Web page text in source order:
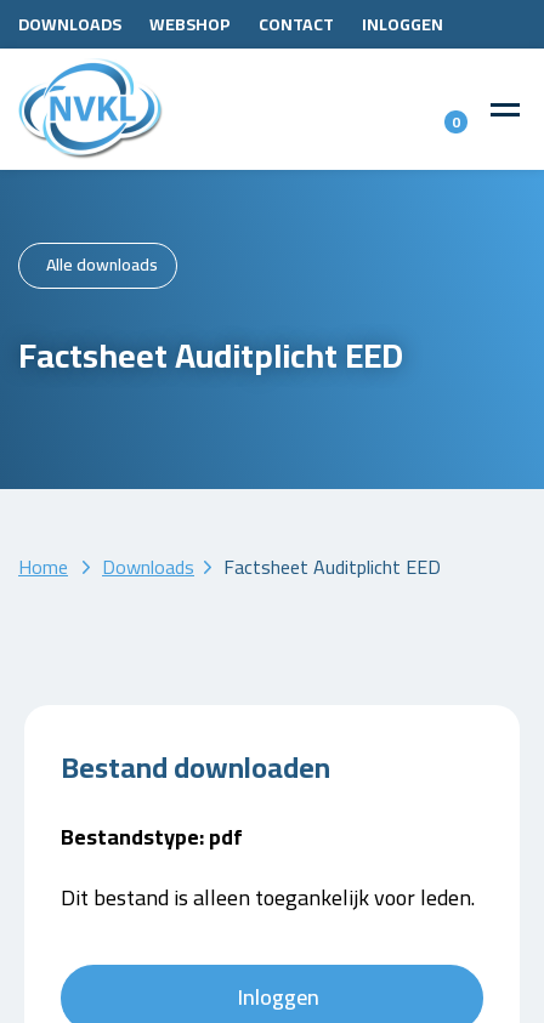
DOWNLOADS WEBSHOP CONTACT INLOGGEN
0
Alle downloads
Factsheet Auditplicht EED
Home Downloads Factsheet Auditplicht EED
Bestand downloaden
Bestandstype: pdf
Dit bestand is alleen toegankelijk voor leden.
Inloggen